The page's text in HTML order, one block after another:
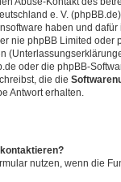
e. V.
haben und
nie phpBB Limited oder
oder die phpBB-
die die
Antwort erhalten.
nutzen, wenn die